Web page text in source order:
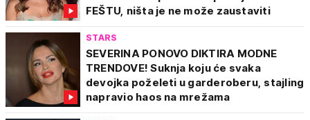
FEŠTU, ništa je ne može zaustaviti
STARS
SEVERINA PONOVO DIKTIRA MODNE
TRENDOVE! Suknja koju će svaka
devojka poželeti u garderoberu, stajling
napravio haos na mrežama